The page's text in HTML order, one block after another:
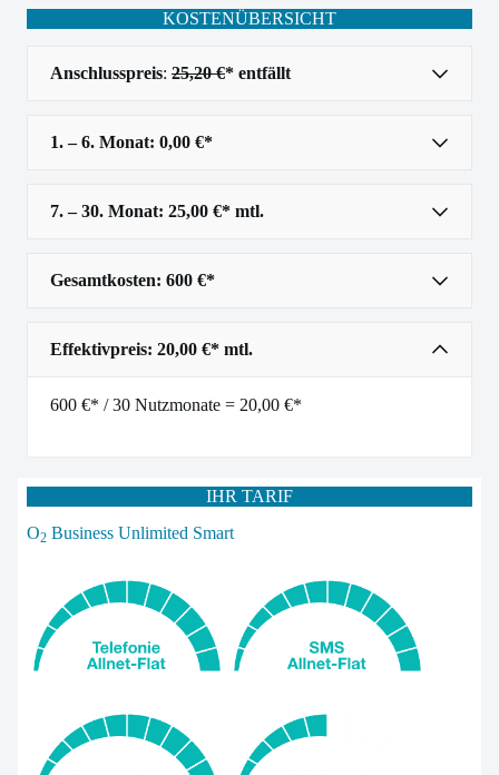
KOSTENÜBERSICHT
Anschlusspreis: 25,20 €* entfällt
1. – 6. Monat: 0,00 €*
7. – 30. Monat: 25,00 €* mtl.
Gesamtkosten: 600 €*
Effektivpreis: 20,00 €* mtl.
600 €* / 30 Nutzmonate = 20,00 €*
IHR TARIF
O2 Business Unlimited Smart